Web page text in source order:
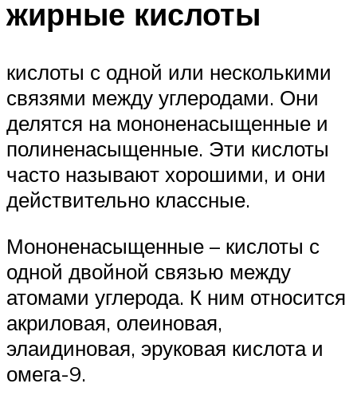
жирные кислоты
кислоты с одной или несколькими
связями между углеродами. Они
делятся на мононенасыщенные и
полиненасыщенные. Эти кислоты
часто называют хорошими, и они
действительно классные.
Мононенасыщенные – кислоты с
одной двойной связью между
атомами углерода. К ним относится
акриловая, олеиновая,
элаидиновая, эруковая кислота и
омега-9.